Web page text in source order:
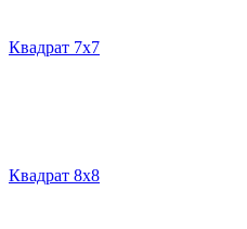
Квадрат 7х7
Квадрат 8х8